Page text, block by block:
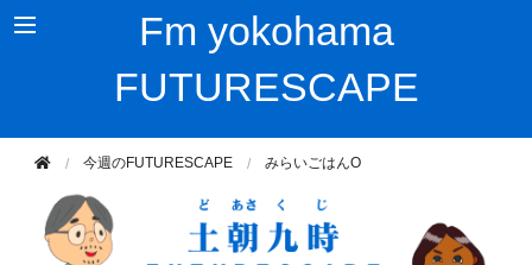
Fm yokohama
FUTURESCAPE
今週のFUTURESCAPE みらいごはんO